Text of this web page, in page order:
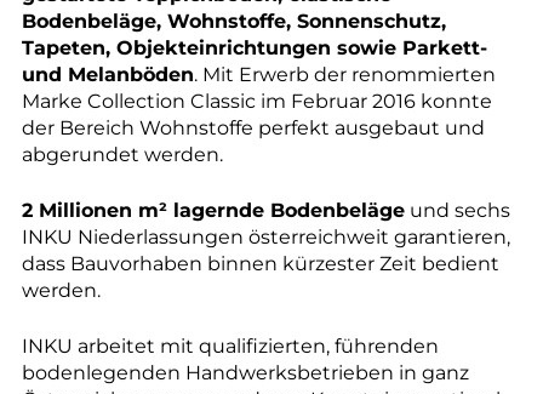
Bodenbeläge, Wohnstoffe, Sonnenschutz,
Tapeten, Objekteinrichtungen sowie Parkett-
und Melanböden. Mit Erwerb der renommierten
Marke Collection Classic im Februar 2016 konnte
der Bereich Wohnstoffe perfekt ausgebaut und
abgerundet werden.
2 Millionen m² lagernde Bodenbeläge und sechs
INKU Niederlassungen österreichweit garantieren,
dass Bauvorhaben binnen kürzester Zeit bedient
werden.
INKU arbeitet mit qualifizierten, führenden
bodenlegenden Handwerksbetrieben in ganz